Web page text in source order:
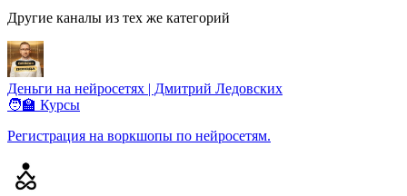
Другие каналы из тех же категорий
Деньги на нейросетях | Дмитрий Ледовских
🧑‍🏫 Курсы
Регистрация на воркшопы по нейросетям.